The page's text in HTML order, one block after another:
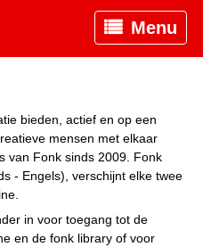
Menu
bieden, actief en op een
mensen met elkaar
van Fonk sinds 2009. Fonk
- Engels), verschijnt elke twee
in voor toegang tot de
en de fonk library of voor